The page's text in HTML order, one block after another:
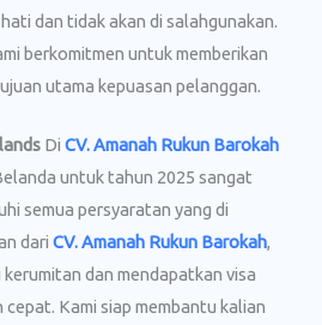
dan tidak akan di salahgunakan.
berkomitmen untuk memberikan
utama kepuasan pelanggan.
Di CV. Amanah Rukun Barokah
untuk tahun 2025 sangat
semua persyaratan yang di
dari CV. Amanah Rukun Barokah,
dan mendapatkan visa
cepat. Kami siap membantu kalian